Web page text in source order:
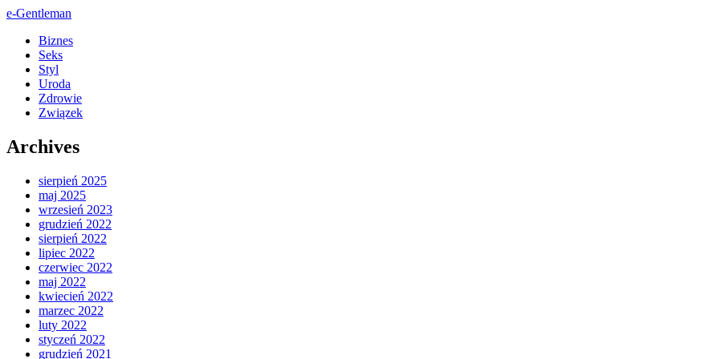
e-Gentleman
Biznes
Seks
Styl
Uroda
Zdrowie
Związek
Archives
sierpień 2025
maj 2025
wrzesień 2023
grudzień 2022
sierpień 2022
lipiec 2022
czerwiec 2022
maj 2022
kwiecień 2022
marzec 2022
luty 2022
styczeń 2022
grudzień 2021